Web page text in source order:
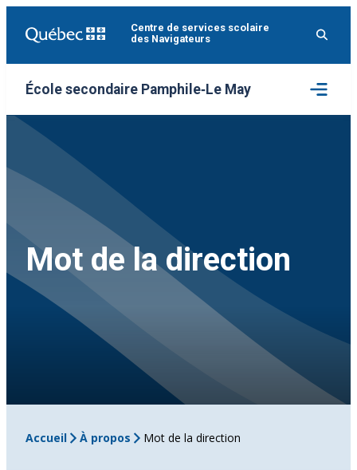
Centre de services scolaire
des Navigateurs
École secondaire Pamphile‑Le May
Ouvrir
le
menu
Mot de la direction
Accueil À propos Mot de la direction